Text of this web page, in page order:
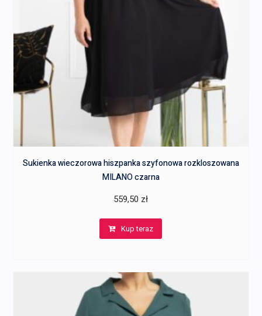
Sukienka wieczorowa hiszpanka szyfonowa rozkloszowana
MILANO czarna
559,50 zł
Kup teraz